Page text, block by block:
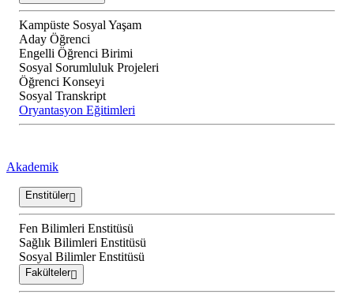
Kampüste Sosyal Yaşam
Aday Öğrenci
Engelli Öğrenci Birimi
Sosyal Sorumluluk Projeleri
Öğrenci Konseyi
Sosyal Transkript
Oryantasyon Eğitimleri
Akademik
Enstitüler
Fen Bilimleri Enstitüsü
Sağlık Bilimleri Enstitüsü
Sosyal Bilimler Enstitüsü
Fakülteler